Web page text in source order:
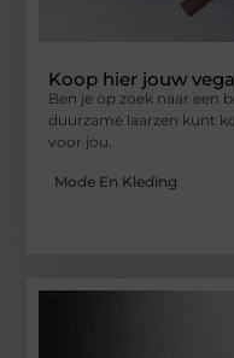
Koop hier jouw
Ben je op zoek naar een
duurzame laarzen kunt
voor jou.
Mode En Kleding